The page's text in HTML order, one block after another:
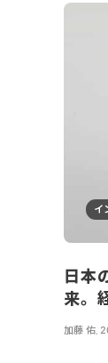
イ
日本
来。
加藤 佑